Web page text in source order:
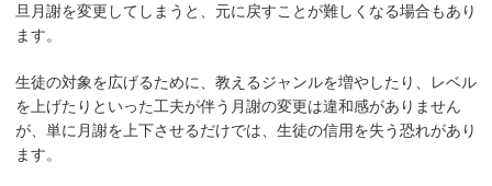
旦月謝を変更してしまうと、元に戻すことが難しくなる場合もあり
ます。
生徒の対象を広げるために、教えるジャンルを増やしたり、レベル
を上げたりといった工夫が伴う月謝の変更は違和感がありません
が、単に月謝を上下させるだけでは、生徒の信用を失う恐れがあり
ます。